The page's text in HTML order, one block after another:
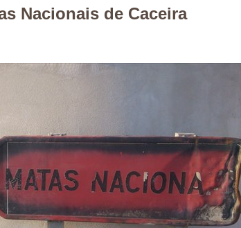
Nacionais de Caceira